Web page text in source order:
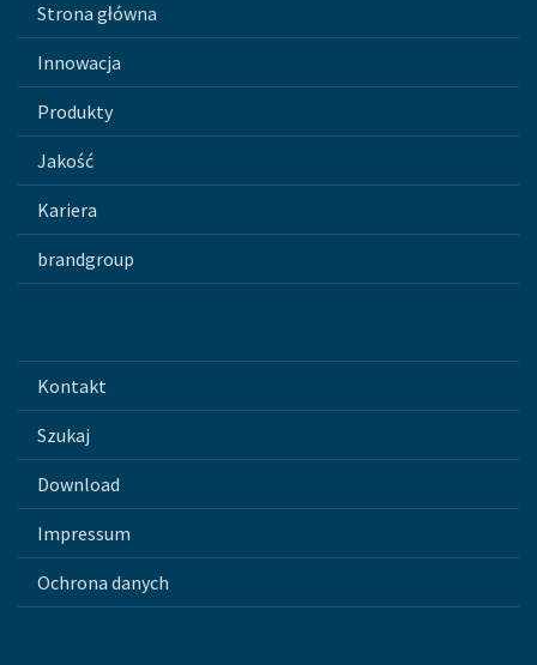
Strona główna
Innowacja
Produkty
Jakość
Kariera
brandgroup
Kontakt
Szukaj
Download
Impressum
Ochrona danych